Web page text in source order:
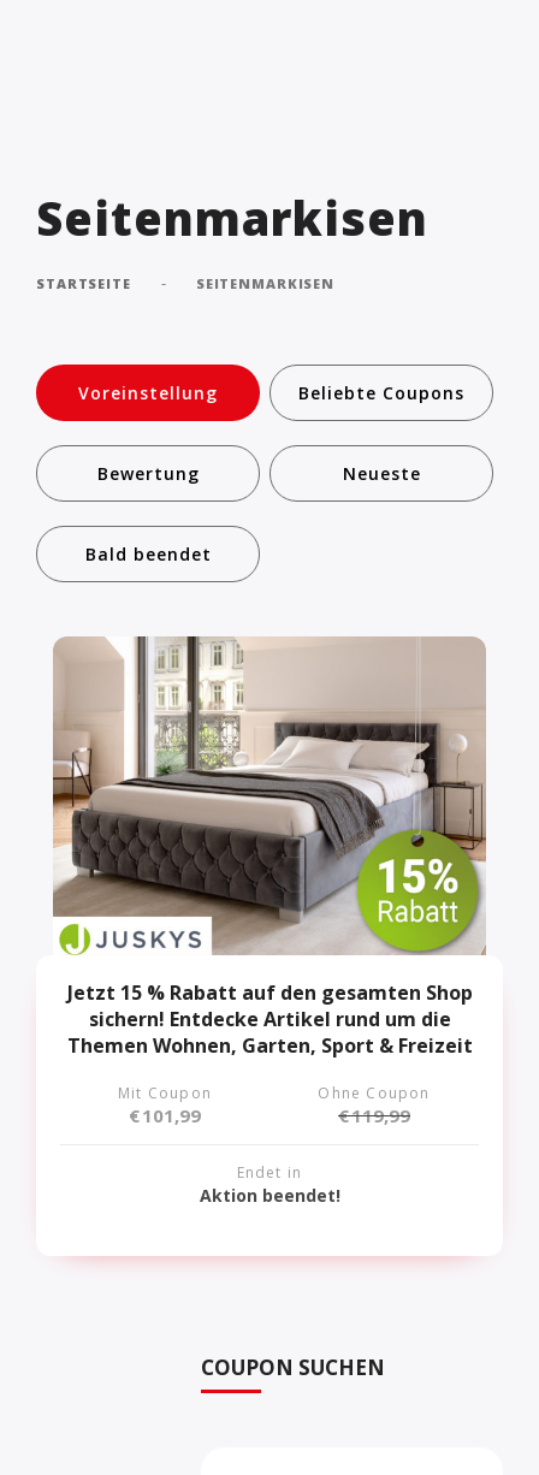
Seitenmarkisen
STARTSEITE - SEITENMARKISEN
Voreinstellung Beliebte Coupons
Bewertung Neueste
Bald beendet
Jetzt 15 % Rabatt auf den gesamten Shop
sichern! Entdecke Artikel rund um die
Themen Wohnen, Garten, Sport & Freizeit
Mit Coupon
€101,99
Ohne Coupon
€119,99
Endet in
Aktion beendet!
COUPON SUCHEN